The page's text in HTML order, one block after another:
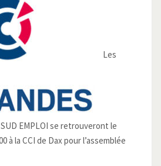
Les
EMPLOI se retrouveront le
à la CCI de Dax pour l’assemblée